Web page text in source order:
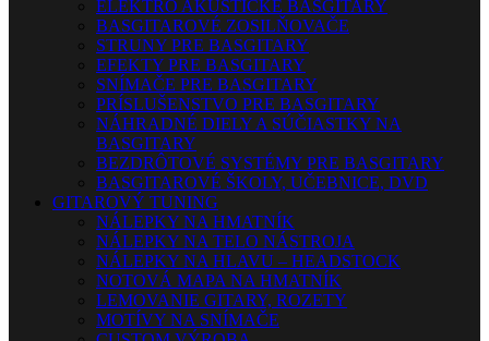
ELEKTRO AKUSTICKÉ BASGITARY
BASGITAROVÉ ZOSILŇOVAČE
STRUNY PRE BASGITARY
EFEKTY PRE BASGITARY
SNÍMAČE PRE BASGITARY
PRÍSLUŠENSTVO PRE BASGITARY
NÁHRADNÉ DIELY A SÚČIASTKY NA
BASGITARY
BEZDRÔTOVÉ SYSTÉMY PRE BASGITARY
BASGITAROVÉ ŠKOLY, UČEBNICE, DVD
GITAROVÝ TUNING
NÁLEPKY NA HMATNÍK
NÁLEPKY NA TELO NÁSTROJA
NÁLEPKY NA HLAVU – HEADSTOCK
NOTOVÁ MAPA NA HMATNÍK
LEMOVANIE GITARY, ROZETY
MOTÍVY NA SNÍMAČE